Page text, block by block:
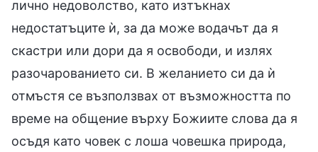
лично недоволство, като изтъкнах
недостатъците ѝ, за да може водачът да я
скастри или дори да я освободи, и излях
разочарованието си. В желанието си да ѝ
отмъстя се възползвах от възможността по
време на общение върху Божиите слова да я
осъдя като човек с лоша човешка природа,